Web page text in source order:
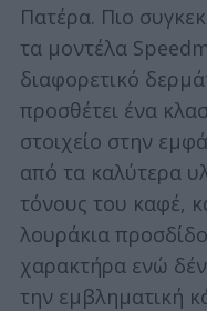
Πατέρα. Πιο
τα μοντέλα
διαφορετικό
προσθέτει ένα
στοιχείο στην
από τα καλύτερα
τόνους του καφέ,
λουράκια
χαρακτήρα ενώ
την εμβληματική